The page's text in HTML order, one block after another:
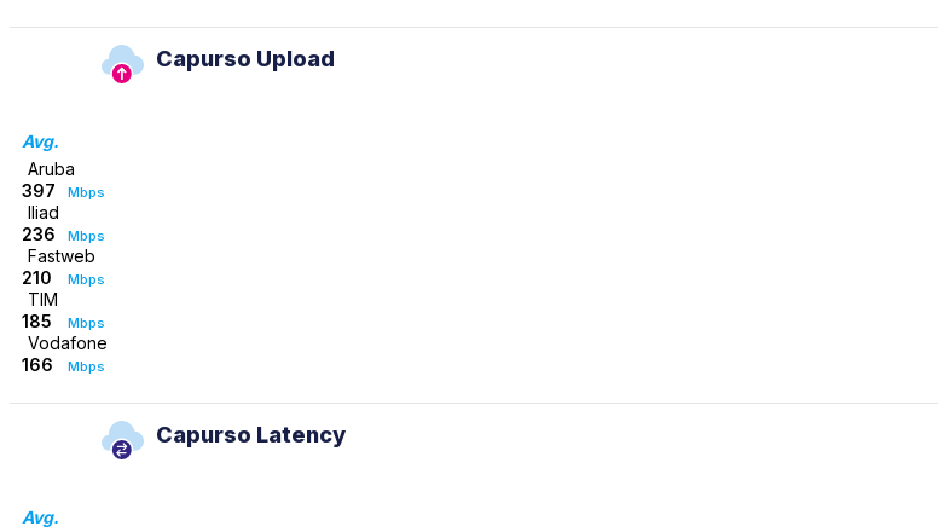
Capurso Upload
Avg.
Aruba
397
Mbps
Iliad
236
Mbps
Fastweb
210
Mbps
TIM
185
Mbps
Vodafone
166
Mbps
Capurso Latency
Avg.